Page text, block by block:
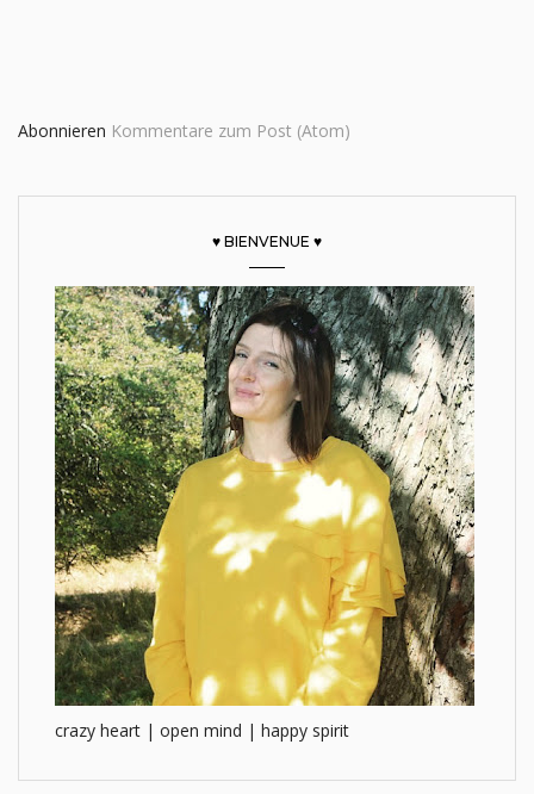
Abonnieren Kommentare zum Post (Atom)
♥ BIENVENUE ♥
crazy heart | open mind | happy spirit